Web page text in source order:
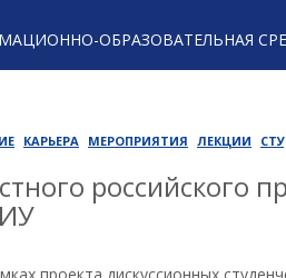
ОБРАЗОВАТЕЛЬНАЯ
КАРЬЕРА МЕРОПРИЯТИЯ ЛЕКЦИИ
российского